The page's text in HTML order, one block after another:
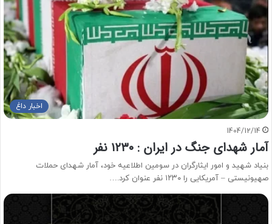
اخبار داغ
1404/12/14
آمار شهدای جنگ در ایران : ۱۲۳۰ نفر
بنیاد شهید و امور ایثارگران در سومین اطلاعیه خود، آمار شهدای حملات
صهیونیستی – آمریکایی را ۱۲۳۰ نفر عنوان کرد.…